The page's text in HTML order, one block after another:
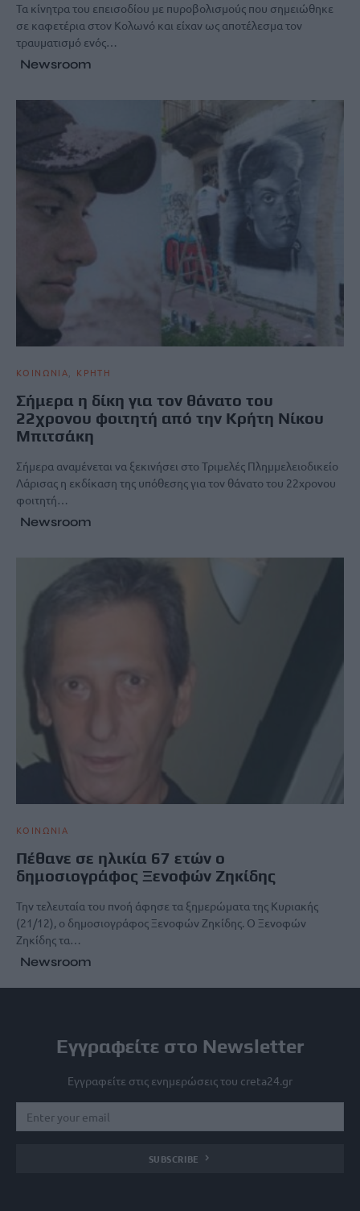
Τα κίνητρα του επεισοδίου με πυροβολισμούς που σημειώθηκε
σε καφετέρια στον Κολωνό και είχαν ως αποτέλεσμα τον
τραυματισμό ενός…
Newsroom
ΚΟΙΝΩΝΙΑ ΚΡΗΤΗ
Σήμερα η δίκη για τον θάνατο του
22χρονου φοιτητή από την Κρήτη Νίκου
Μπιτσάκη
Σήμερα αναμένεται να ξεκινήσει στο Τριμελές Πλημμελειοδικείο
Λάρισας η εκδίκαση της υπόθεσης για τον θάνατο του 22χρονου
φοιτητή…
Newsroom
ΚΟΙΝΩΝΙΑ
Πέθανε σε ηλικία 67 ετών ο
δημοσιογράφος Ξενοφών Ζηκίδης
Την τελευταία του πνοή άφησε τα ξημερώματα της Κυριακής
(21/12), ο δημοσιογράφος Ξενοφών Ζηκίδης. Ο Ξενοφών
Ζηκίδης τα…
Newsroom
Εγγραφείτε στο Newsletter
Εγγραφείτε στις ενημερώσεις του creta24.gr
SUBSCRIBE